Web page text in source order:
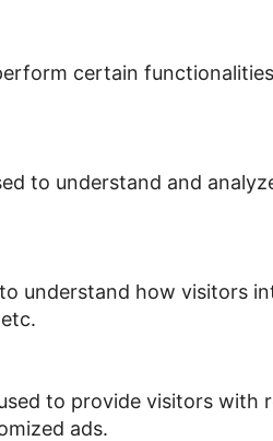
certain
to understand and
understand how visitors
to provide visitors with
ads.